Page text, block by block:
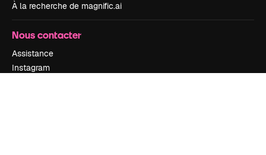
À la recherche de magnific.ai
Nous contacter
Assistance
Instagram